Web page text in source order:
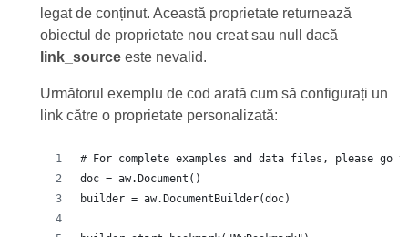
legat de conținut. Această proprietate returnează
obiectul de proprietate nou creat sau null dacă
link_sourceeste nevalid.
Următorul exemplu de cod arată cum să configurați un
link către o proprietate personalizată:
# For complete examples and data files, please go
doc = aw.Document()
builder = aw.DocumentBuilder(doc)